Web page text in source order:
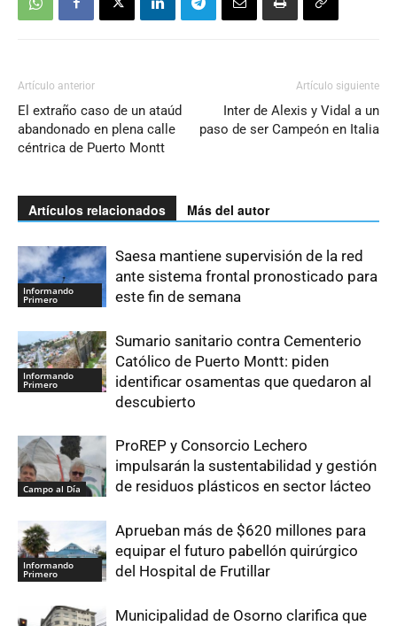
Artículo anterior
El extraño caso de un ataúd
abandonado en plena calle
céntrica de Puerto Montt
Artículo siguiente
Inter de Alexis y Vidal a un
paso de ser Campeón en Italia
Artículos relacionados Más del autor
Informando
Primero
Saesa mantiene supervisión de la red
ante sistema frontal pronosticado para
este fin de semana
Informando
Primero
Sumario sanitario contra Cementerio
Católico de Puerto Montt: piden
identificar osamentas que quedaron al
descubierto
Campo al Día
ProREP y Consorcio Lechero
impulsarán la sustentabilidad y gestión
de residuos plásticos en sector lácteo
Informando
Primero
Aprueban más de $620 millones para
equipar el futuro pabellón quirúrgico
del Hospital de Frutillar
Municipalidad de Osorno clarifica que